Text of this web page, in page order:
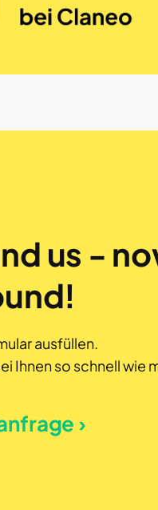
us -
ausfüllen.
Ihnen so schnell wie
›